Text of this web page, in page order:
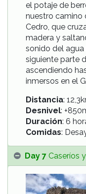
el potaje de
nuestro camino
Cedro, que
madera y
sonido del
siguiente parte
ascendiendo
inmersos en el
Distancia:
Desnivel:
Duración: 6
Comidas:
Day 7 Caseríos